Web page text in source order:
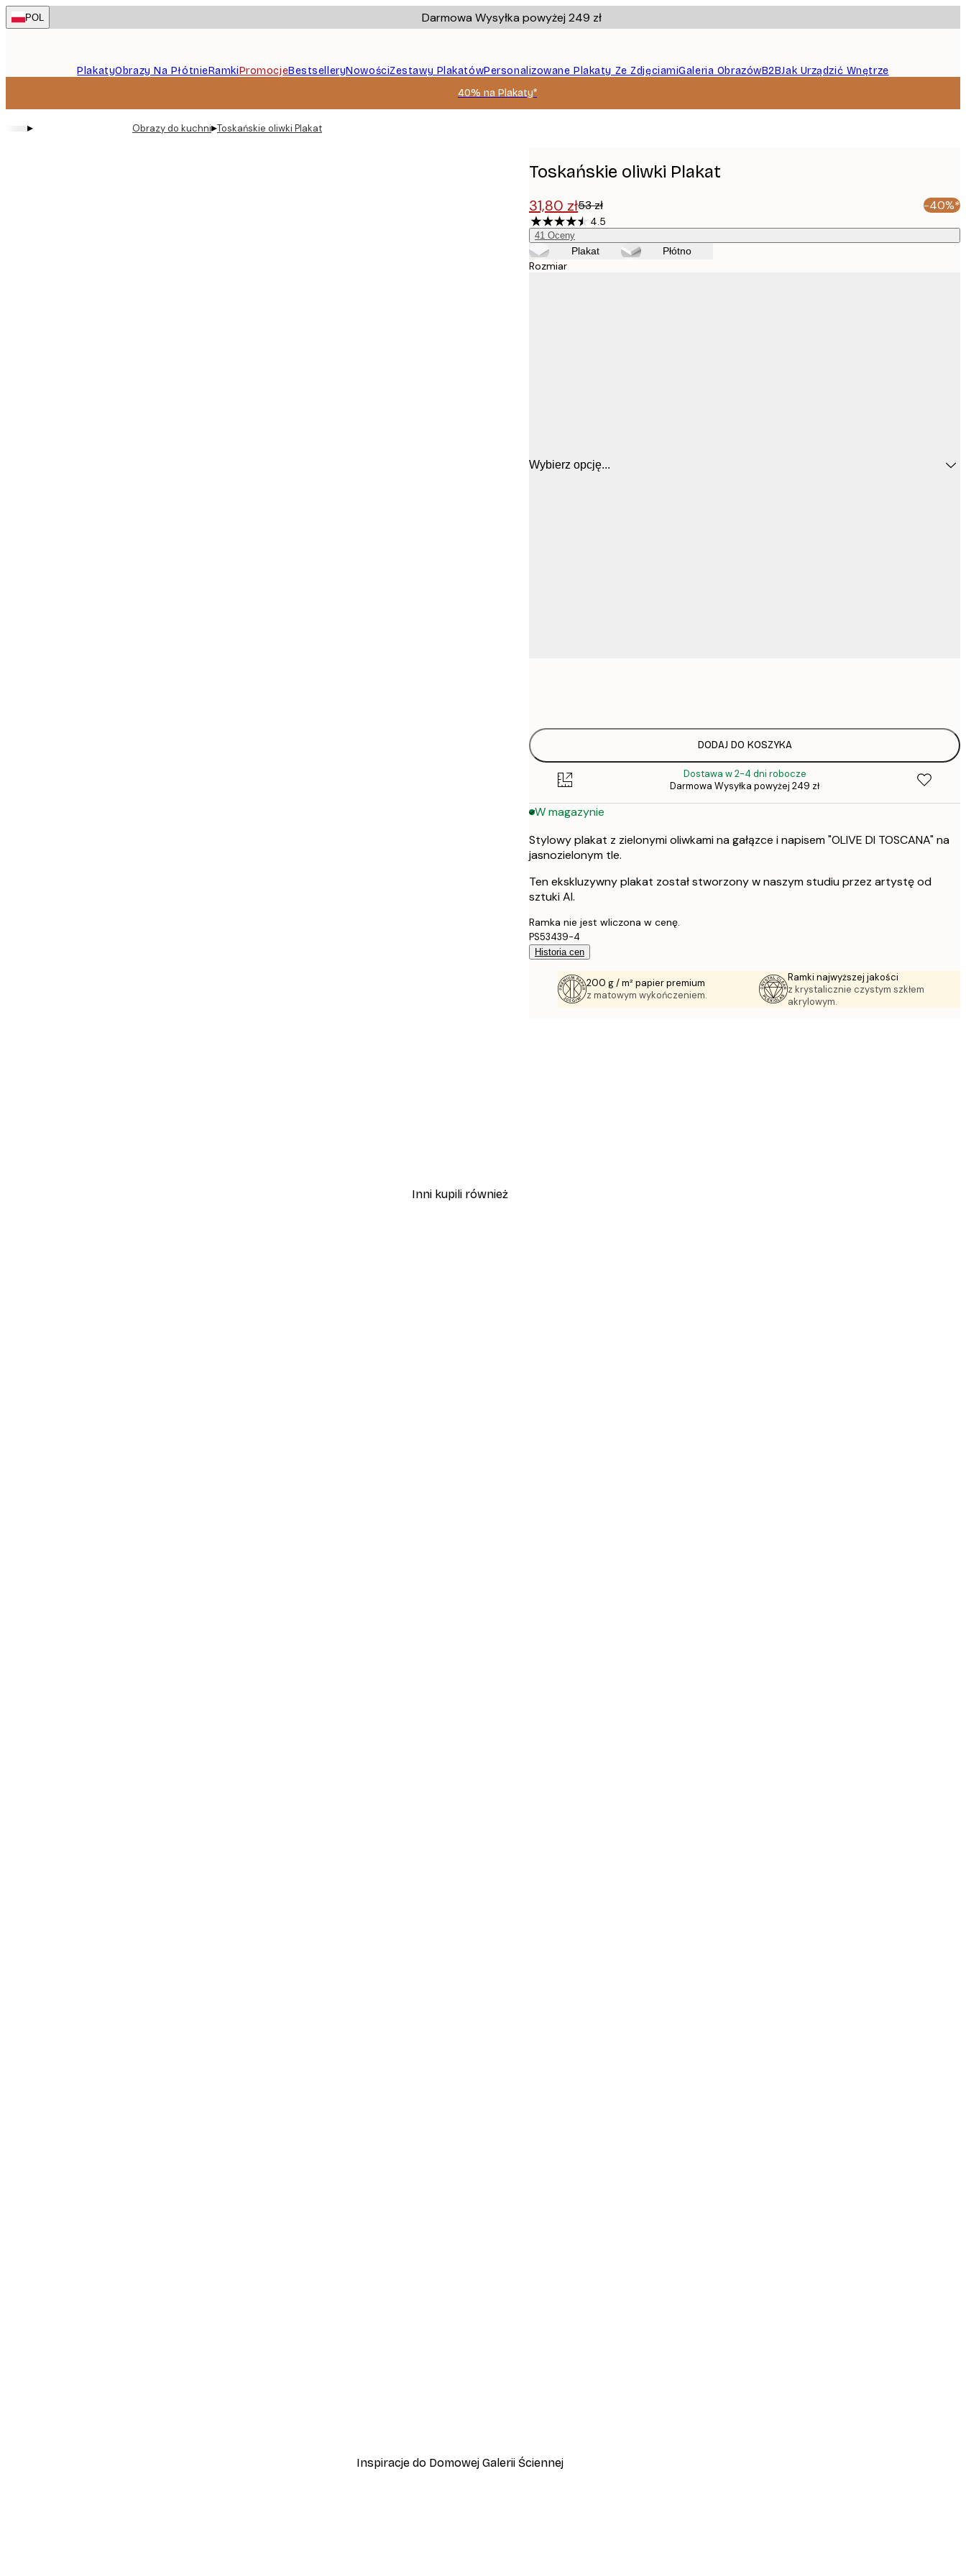
Skip
to
POL Darmowa Wysyłka powyżej 249 zł
PlakatyObrazy Na PłótnieRamkiPromocjeBestselleryNowościZestawy PlakatówPersonalizowane Plakaty Ze ZdjęciamiGaleria ObrazówB2BJak Urządzić Wnętrze
40% na Plakaty*
▸ Obrazy do kuchni▸Toskańskie oliwki Plakat
Toskańskie oliwki Plakat
31,80 zł53 zł -40%*
4.5
41 Oceny
Plakat Płótno
Rozmiar
Wybierz opcję...
DODAJ DO KOSZYKA
Dostawa w 2-4 dni robocze
Darmowa Wysyłka powyżej 249 zł
W magazynie
Stylowy plakat z zielonymi oliwkami na gałązce i napisem "OLIVE DI TOSCANA" na
jasnozielonym tle.
Ten ekskluzywny plakat został stworzony w naszym studiu przez artystę od
sztuki AI.
Ramka nie jest wliczona w cenę.
PS53439-4
Historia cen
200 g / m² papier premium
z matowym wykończeniem.
Ramki najwyższej jakości
z krystalicznie czystym szkłem
akrylowym.
Inni kupili również
Inspiracje do Domowej Galerii Ściennej